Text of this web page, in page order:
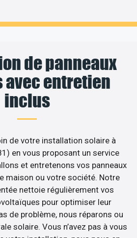
de panneaux
avec entretien
inclus
de votre installation solaire à
en vous proposant un service
et entretenons vos panneaux
maison ou votre société. Notre
nettoie régulièrement vos
pour optimiser leur
de problème, nous réparons ou
solaire. Vous n’avez pas à vous